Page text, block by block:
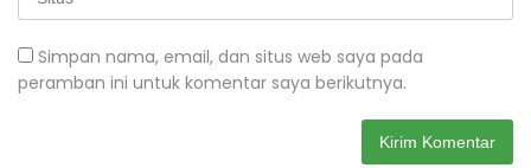
Simpan nama, email, dan situs web saya pada
peramban ini untuk komentar saya berikutnya.